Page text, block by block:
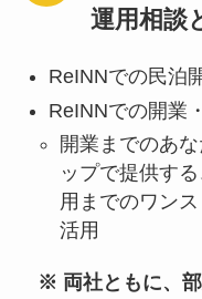
運用相談
ReINNでの民泊
ReINNでの開業
開業までのあ
ップで提供す
用までのワン
活用
※ 両社ともに、